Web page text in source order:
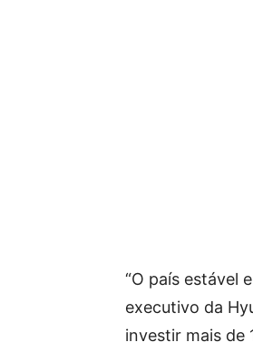
“O país estável
executivo da
investir mais de